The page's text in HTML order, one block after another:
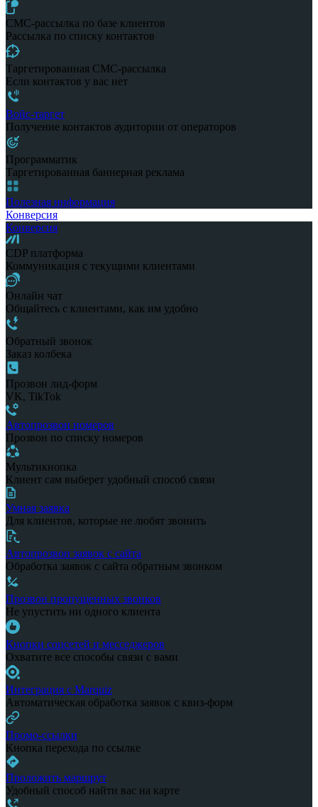
СМС-рассылка по базе клиентов
Рассылка по списку контактов
Таргетированная СМС-рассылка
Если контактов у вас нет
Войс-таргет
Получение контактов аудитории от операторов
Программатик
Таргетированная баннерная реклама
Полезная информация
Конверсия
Конверсия
CDP платформа
Коммуникация с текущими клиентами
Онлайн чат
Общайтесь с клиентами, как им удобно
Обратный звонок
Заказ колбека
Прозвон лид-форм
VK, TikTok
Автопрозвон номеров
Прозвон по списку номеров
Мультикнопка
Клиент сам выберет удобный способ связи
Умная заявка
Для клиентов, которые не любят звонить
Автопрозвон заявок с сайта
Обработка заявок с сайта обратным звонком
Прозвон пропущенных звонков
Не упустить ни одного клиента
Кнопки соцсетей и месседжеров
Охватите все способы связи с вами
Интеграция с Marquiz
Автоматическая обработка заявок с квиз-форм
Промо-ссылки
Кнопка перехода по ссылке
Проложить маршрут
Удобный способ найти вас на карте